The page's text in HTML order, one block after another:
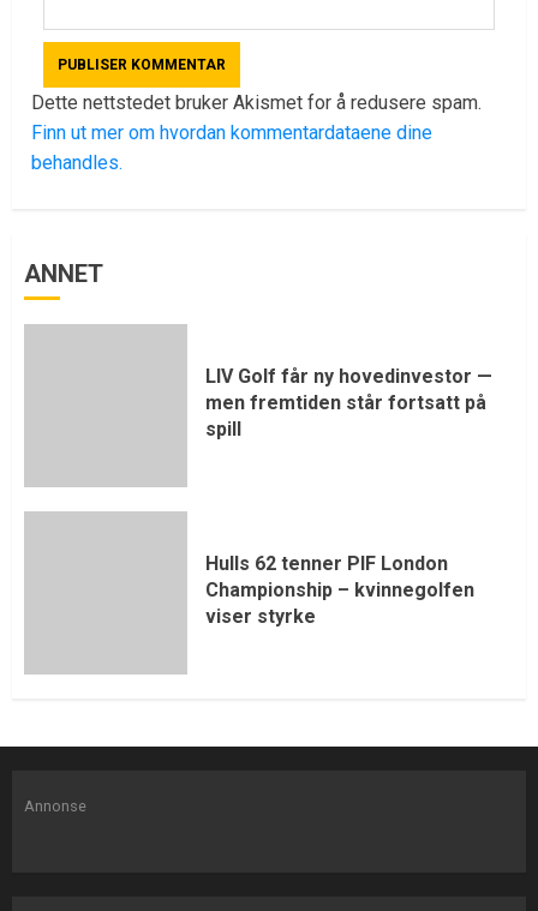
Dette nettstedet bruker Akismet for å redusere spam.
Finn ut mer om hvordan kommentardataene dine
behandles.
ANNET
LIV Golf får ny hovedinvestor —
men fremtiden står fortsatt på
spill
Hulls 62 tenner PIF London
Championship – kvinnegolfen
viser styrke
Annonse